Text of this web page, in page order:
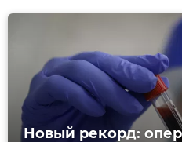
Новый рекорд: